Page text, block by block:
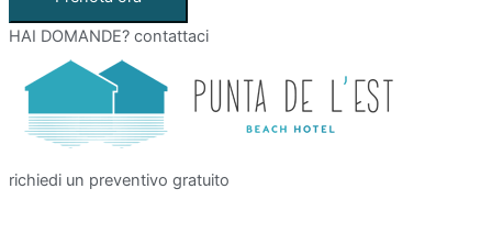
HAI DOMANDE? contattaci
richiedi un preventivo gratuito